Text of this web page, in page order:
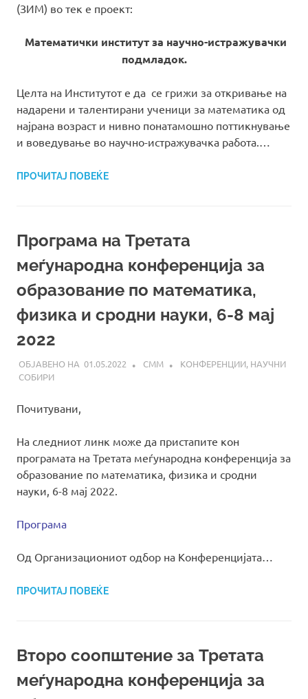
(ЗИМ) во тек е проект:
Математички институт за научно-истражувачки
подмладок.
Целта на Институтот е да се грижи за откривање на
надарени и талентирани ученици за математика од
најрана возраст и нивно понатамошно поттикнување
и воведување во научно-истражувачка работа.…
ПРОЧИТАЈ ПОВЕЌЕ
Програма на Третата
меѓународна конференција за
образование по математика,
физика и сродни науки, 6-8 мај
2022
01.05.2022 СММ КОНФЕРЕНЦИИ, НАУЧНИ
СОБИРИ
Почитувани,
На следниот линк може да пристапите кон
програмата на Третата меѓународна конференција за
образование по математика, физика и сродни
науки, 6-8 мај 2022.
Програма
Од Организациониот одбор на Конференцијата…
ПРОЧИТАЈ ПОВЕЌЕ
Второ соопштение за Третата
меѓународна конференција за